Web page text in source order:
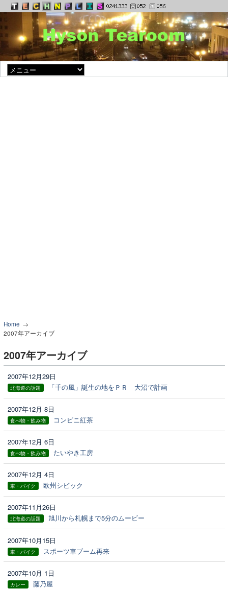
Home
2007年アーカイブ
2007年アーカイブ
2007年12月29日
北海道の話題 「千の風」誕生の地をＰＲ 大沼で計画
2007年12月 8日
食べ物・飲み物 コンビニ紅茶
2007年12月 6日
食べ物・飲み物 たいやき工房
2007年12月 4日
車・バイク 欧州シビック
2007年11月26日
北海道の話題 旭川から札幌まで5分のムービー
2007年10月15日
車・バイク スポーツ車ブーム再来
2007年10月 1日
カレー 藤乃屋